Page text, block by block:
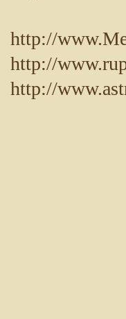
http://
http://
http://